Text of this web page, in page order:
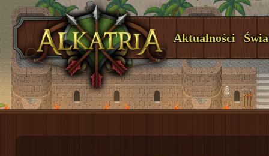
Aktualności